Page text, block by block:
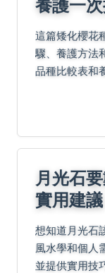
這篇矮化櫻花
驟、養護方法
品種比較表和
月光石
實用建議
想知道月光石
風水學和個人
並提供實用技